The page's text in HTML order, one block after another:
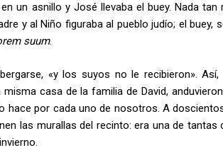
un asnillo y José llevaba el buey. Nada
y al Niño figuraba al pueblo judío; el buey,
suum.
«y los suyos no le recibieron». Así,
casa de la familia de David,
hace por cada uno de nosotros. A
las murallas del recinto: era una de tantas